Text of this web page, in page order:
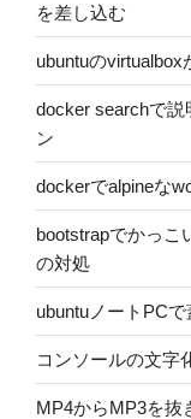
を差し込む
ubuntuのvirtualbox
docker searchで説
ン
dockerでalpineな
bootstrapでかっこ
の対処
ubuntuノートPC
コンソールの文字
MP4からMP3を抜